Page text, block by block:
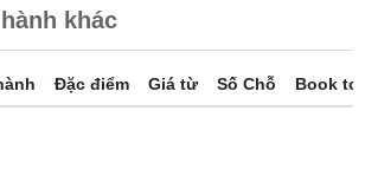
1 lần bao gồm phí dịch thuật, công chứng hồ
cửa lần 01) tại: Thánh đường Peter’s
chương trình, mức ăn 20eur/khách/bữa
khác
Đặc điểm Giá từ Số Chỗ Book